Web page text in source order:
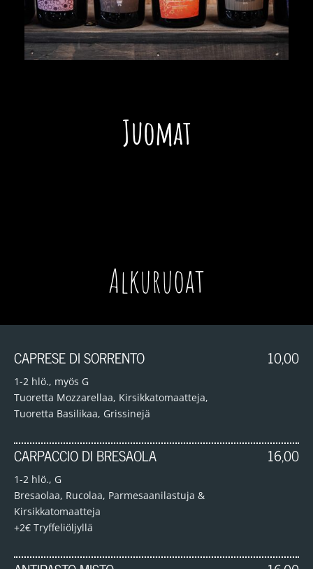
Juomat
Alkuruoat
CAPRESE DI SORRENTO
1-2 hlö., myös G
Tuoretta Mozzarellaa, Kirsikkatomaatteja,
Tuoretta Basilikaa, Grissinejä
10,00
CARPACCIO DI BRESAOLA
1-2 hlö., G
Bresaolaa, Rucolaa, Parmesaanilastuja &
Kirsikkatomaatteja
+2€ Tryffeliöljyllä
16,00